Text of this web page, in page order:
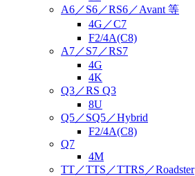
A6／S6／RS6／Avant 等
4G／C7
F2/4A(C8)
A7／S7／RS7
4G
4K
Q3／RS Q3
8U
Q5／SQ5／Hybrid
F2/4A(C8)
Q7
4M
TT／TTS／TTRS／Roadster